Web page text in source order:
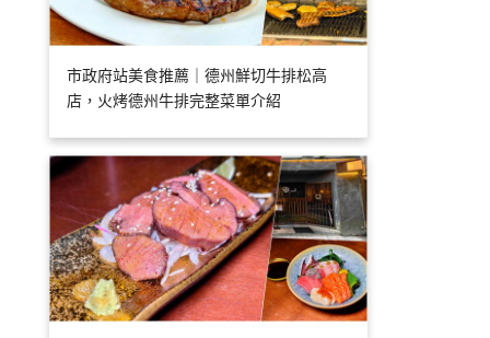
市政府站美食推薦｜德州鮮切牛排松高
店，火烤德州牛排完整菜單介紹